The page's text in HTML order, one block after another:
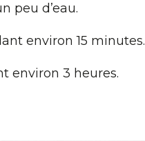
peu d’eau.
environ 15 minutes.
environ 3 heures.